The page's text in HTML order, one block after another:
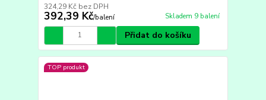
392,39 Kč/balení
324,29 Kč bez DPH
Skladem 9 balení
Přidat do košíku
TOP produkt